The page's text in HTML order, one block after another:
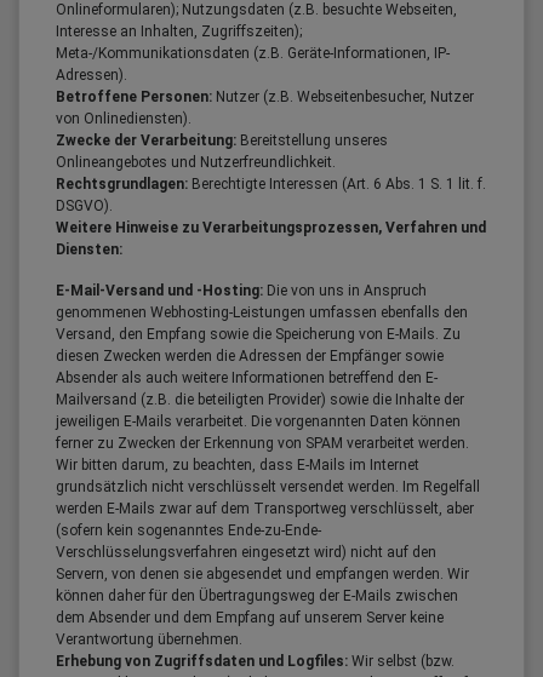
Onlineformularen); Nutzungsdaten (z.B. besuchte Webseiten,
Interesse an Inhalten, Zugriffszeiten);
Meta-/Kommunikationsdaten (z.B. Geräte-Informationen, IP-
Adressen).
Betroffene Personen: Nutzer (z.B. Webseitenbesucher, Nutzer
von Onlinediensten).
Zwecke der Verarbeitung: Bereitstellung unseres
Onlineangebotes und Nutzerfreundlichkeit.
Rechtsgrundlagen: Berechtigte Interessen (Art. 6 Abs. 1 S. 1 lit. f.
DSGVO).
Weitere Hinweise zu Verarbeitungsprozessen, Verfahren und
Diensten:
E-Mail-Versand und -Hosting: Die von uns in Anspruch
genommenen Webhosting-Leistungen umfassen ebenfalls den
Versand, den Empfang sowie die Speicherung von E-Mails. Zu
diesen Zwecken werden die Adressen der Empfänger sowie
Absender als auch weitere Informationen betreffend den E-
Mailversand (z.B. die beteiligten Provider) sowie die Inhalte der
jeweiligen E-Mails verarbeitet. Die vorgenannten Daten können
ferner zu Zwecken der Erkennung von SPAM verarbeitet werden.
Wir bitten darum, zu beachten, dass E-Mails im Internet
grundsätzlich nicht verschlüsselt versendet werden. Im Regelfall
werden E-Mails zwar auf dem Transportweg verschlüsselt, aber
(sofern kein sogenanntes Ende-zu-Ende-
Verschlüsselungsverfahren eingesetzt wird) nicht auf den
Servern, von denen sie abgesendet und empfangen werden. Wir
können daher für den Übertragungsweg der E-Mails zwischen
dem Absender und dem Empfang auf unserem Server keine
Verantwortung übernehmen.
Erhebung von Zugriffsdaten und Logfiles: Wir selbst (bzw.